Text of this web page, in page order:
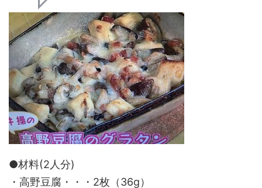
●材料(2人分)
・高野豆腐・・・2枚（36g）